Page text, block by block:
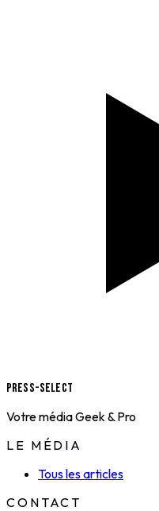
Press-Select
Votre média Geek & Pro
LE MÉDIA
Tous les articles
CONTACT